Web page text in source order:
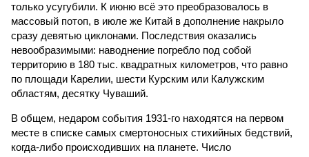
только усугубили. К июню всё это преобразовалось в
массовый потоп, в июле же Китай в дополнение накрыло
сразу девятью циклонами. Последствия оказались
невообразимыми: наводнение погребло под собой
территорию в 180 тыс. квадратных километров, что равно
по площади Карелии, шести Курским или Калужским
областям, десятку Чуваший.
В общем, недаром события 1931-го находятся на первом
месте в списке самых смертоносных стихийных бедствий,
когда-либо происходивших на планете. Число